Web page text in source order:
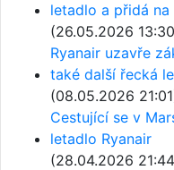
letadlo a přidá
(26.05.2026
Ryanair uzavře
také další řecká
(08.05.2026
Cestující se v
letadlo Ryanair
(28.04.2026